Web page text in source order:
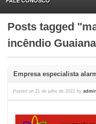
Posts tagged
incêndio
Empresa especialista
Posted on 21 de julho de 2022 by admin